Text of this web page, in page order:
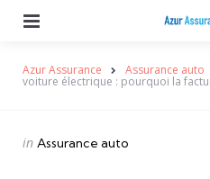
Azur Assurance Assurance auto
voiture électrique : pourquoi la
Categories
Posted
in Assurance auto